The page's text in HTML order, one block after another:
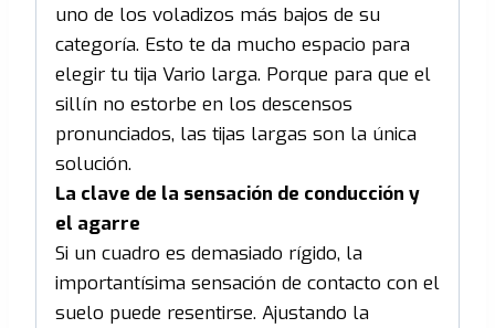
uno de los voladizos más bajos de su
categoría. Esto te da mucho espacio para
elegir tu tija Vario larga. Porque para que el
sillín no estorbe en los descensos
pronunciados, las tijas largas son la única
solución.
La clave de la sensación de conducción y
el agarre
Si un cuadro es demasiado rígido, la
importantísima sensación de contacto con el
suelo puede resentirse. Ajustando la